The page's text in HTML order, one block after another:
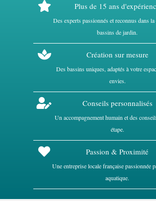
Plus de 15 ans
Des experts passionnés et reconnus dans
bassins de jardin.
Création sur mesure
Des bassins uniques, adaptés à votre
envies.
Conseils personnalisés
Un accompagnement humain et des
étape.
Passion & Proximité
Une entreprise locale française passionnée
aquatique.